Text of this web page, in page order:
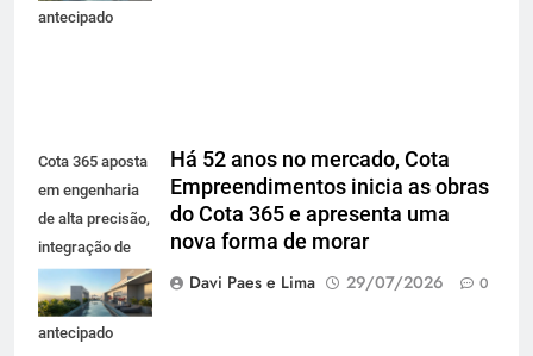
antecipado
Cota 365 aposta
em engenharia
de alta precisão,
integração de
projetos e
planejamento
antecipado
Há 52 anos no mercado, Cota
Empreendimentos inicia as obras
do Cota 365 e apresenta uma
nova forma de morar
Davi Paes e Lima
29/07/2026 0